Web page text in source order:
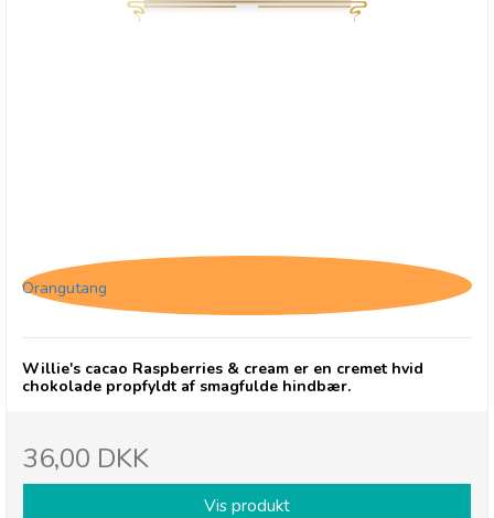
Orangutang
Willie's cacao Raspberries & cream er en cremet hvid
chokolade propfyldt af smagfulde hindbær.
36,00 DKK
Vis produkt